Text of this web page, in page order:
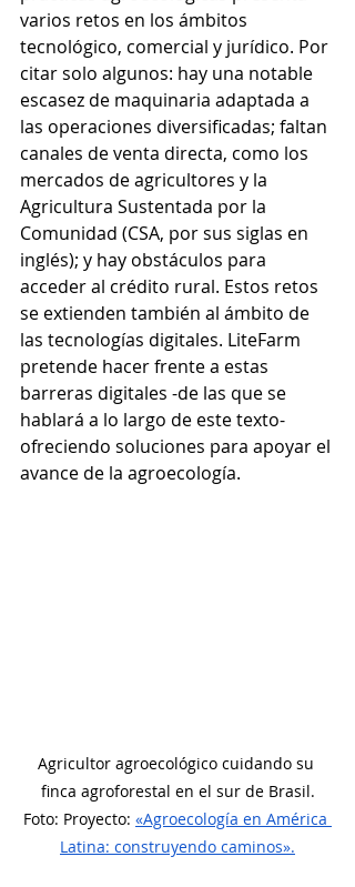
varios retos en los ámbitos
tecnológico, comercial y jurídico. Por
citar solo algunos: hay una notable
escasez de maquinaria adaptada a
las operaciones diversificadas; faltan
canales de venta directa, como los
mercados de agricultores y la
Agricultura Sustentada por la
Comunidad (CSA, por sus siglas en
inglés); y hay obstáculos para
acceder al crédito rural. Estos retos
se extienden también al ámbito de
las tecnologías digitales. LiteFarm
pretende hacer frente a estas
barreras digitales -de las que se
hablará a lo largo de este texto-
ofreciendo soluciones para apoyar el
avance de la agroecología.
Agricultor agroecológico cuidando su
finca agroforestal en el sur de Brasil.
Foto: Proyecto: «Agroecología en América
Latina: construyendo caminos».